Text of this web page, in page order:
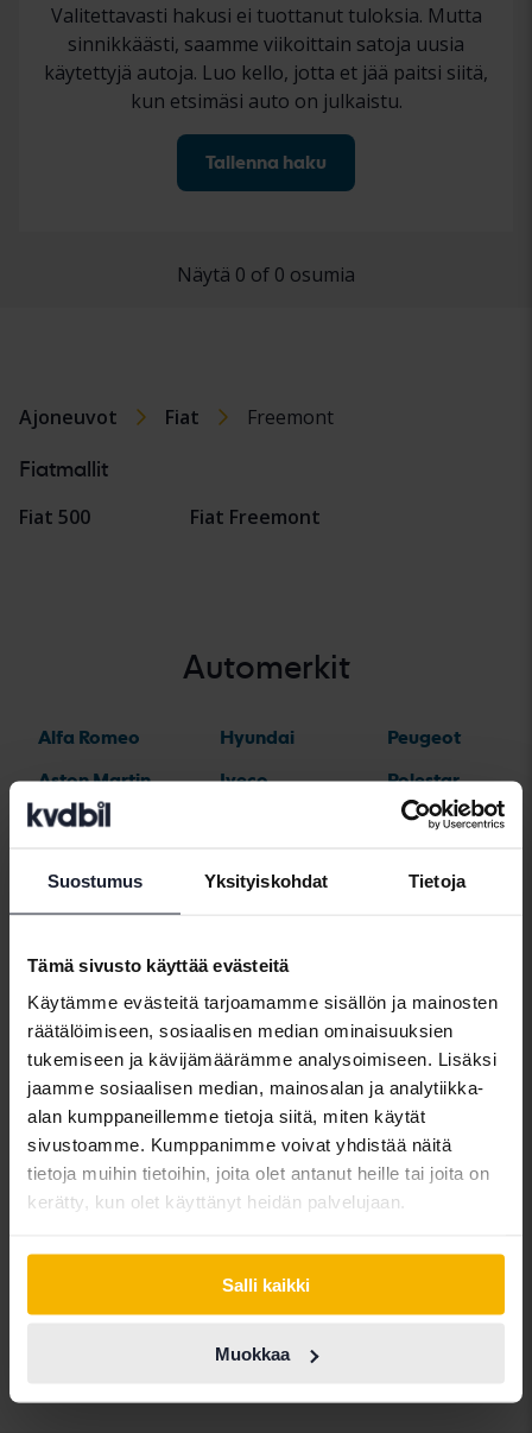
Suostumus Yksityiskohdat Tietoja
Tämä sivusto käyttää evästeitä
Käytämme evästeitä tarjoamamme sisällön ja mainosten
räätälöimiseen, sosiaalisen median ominaisuuksien
tukemiseen ja kävijämäärämme analysoimiseen. Lisäksi
jaamme sosiaalisen median, mainosalan ja analytiikka-
alan kumppaneillemme tietoja siitä, miten käytät
sivustoamme. Kumppanimme voivat yhdistää näitä
tietoja muihin tietoihin, joita olet antanut heille tai joita on
kerätty, kun olet käyttänyt heidän palvelujaan.
Salli kaikki
Muokkaa
Valitettavasti hakusi ei tuottanut tuloksia. Mutta
sinnikkäästi, saamme viikoittain satoja uusia
käytettyjä autoja. Luo kello, jotta et jää paitsi siitä,
kun etsimäsi auto on julkaistu.
Tallenna haku
Näytä 0 of 0 osumia
Ajoneuvot Fiat Freemont
Fiatmallit
Fiat 500 Fiat Freemont
Automerkit
Alfa Romeo
Aston Martin
Audi
BMW
Cadillac
Chevrolet
Chrysler
Citroen
Dacia
Dodge
Ferrari
Hyundai
Iveco
Lexus
Lynk&Co
Maserati
Mazda
Mercedes
MG
MINI
Mitsubishi
Peugeot
Polestar
Porsche
SEAT
Skoda
Subaru
Suzuki
Tesla
Toyota
Volkswagen